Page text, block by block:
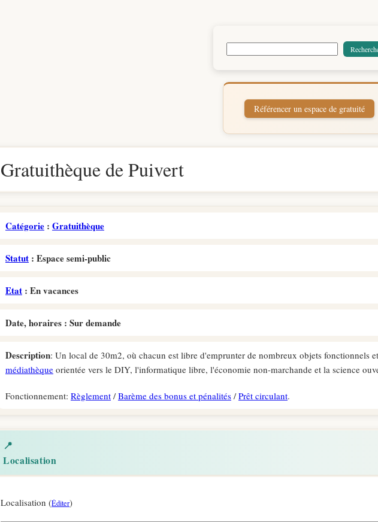
Gratuithèque de Puivert
Catégorie : Gratuithèque
Statut : Espace semi-public
Etat : En vacances
Date, horaires : Sur demande
Description: Un local de 30m2, où chacun est libre d'emprunter de nombreux objets fonctionnels
médiathèque orientée vers le DIY, l'informatique libre, l'économie non-marchande et la science
Fonctionnement: Règlement /Barème des bonus et pénalités /Prêt circulant.
📍
Localisation
Localisation (Éditer)